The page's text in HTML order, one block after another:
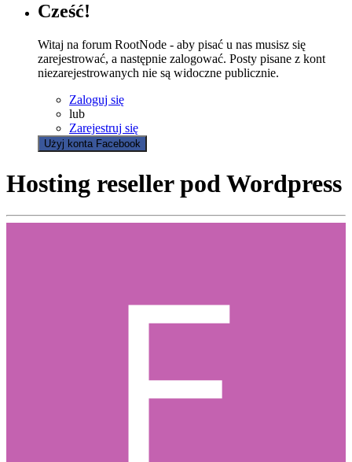
Cześć!
Witaj na forum RootNode - aby pisać u nas musisz się
zarejestrować, a następnie zalogować. Posty pisane z kont
niezarejestrowanych nie są widoczne publicznie.
Zaloguj się
lub
Zarejestruj się
Użyj konta Facebook
Hosting reseller pod Wordpress